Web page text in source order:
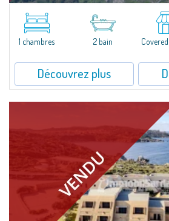
​Wonderful apartment for sale in the natural
magnificent northern coast of Sardinia.Casa
quiet residential context and consists of a large
1 chambres
2 bain
Découvrez plus